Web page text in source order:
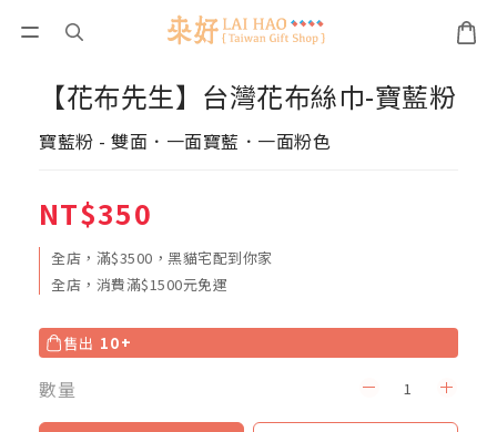
【花布先生】台灣花布絲巾-寶藍粉
寶藍粉 - 雙面．一面寶藍．一面粉色
NT$350
全店，滿$3500，黑貓宅配到你家
全店，消費滿$1500元免運
售出 10+
數量